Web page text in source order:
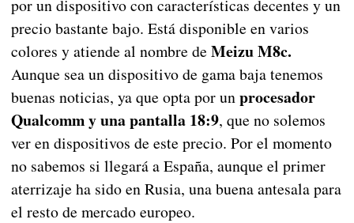
por un dispositivo con características decentes y un
precio bastante bajo. Está disponible en varios
colores y atiende al nombre de Meizu M8c.
Aunque sea un dispositivo de gama baja tenemos
buenas noticias, ya que opta por unprocesador
Qualcomm y una pantalla 18:9, que no solemos
ver en dispositivos de este precio. Por el momento
no sabemos si llegará a España, aunque el primer
aterrizaje ha sido en Rusia, una buena antesala para
el resto de mercado europeo.